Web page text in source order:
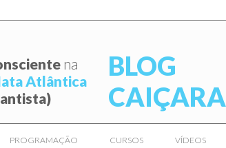
na
Atlântica
BLOG
CAIÇARA
PROGRAMAÇÃO CURSOS VÍDEOS